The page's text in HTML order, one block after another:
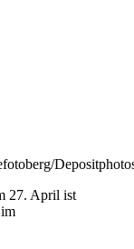
27. April ist